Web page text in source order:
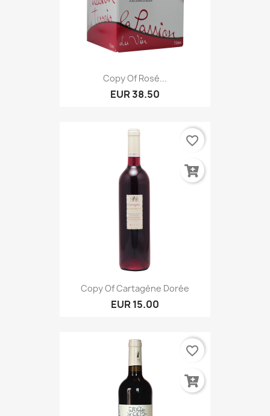
Copy Of Rosé...
EUR 38.50
Copy Of Cartagène Dorée
EUR 15.00
favorite_border
favorite_border